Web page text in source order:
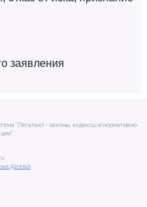
заявления
"Легалакт - законы, кодексы и нормативно-
данных